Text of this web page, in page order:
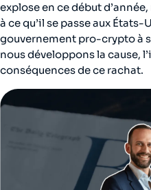
explose en ce début
à ce qu’il se passe aux États-
gouvernement pro-crypto à
nous développons la cause,
conséquences de ce rachat.